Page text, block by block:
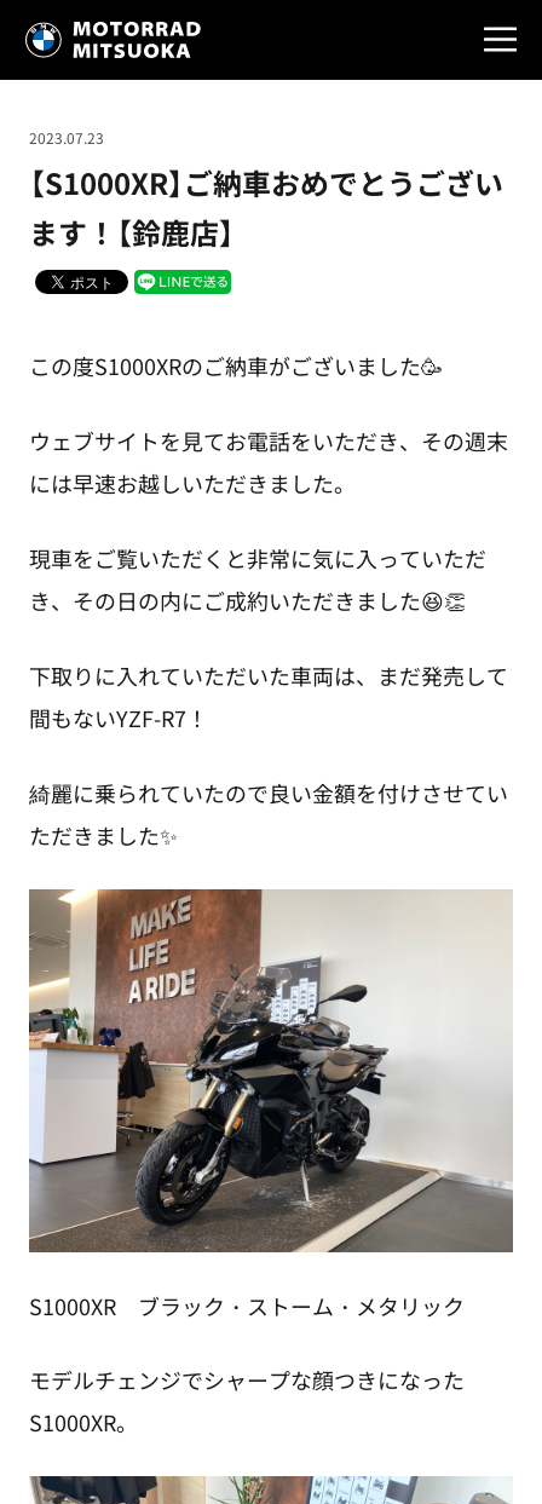
【S1000XR】ご納車おめでとうござい
ます！【鈴鹿店】
2023.07.23
この度S1000XRのご納車がございました🥳
ウェブサイトを見てお電話をいただき、その週末
には早速お越しいただきました。
現車をご覧いただくと非常に気に入っていただ
き、その日の内にご成約いただきました😆👏
下取りに入れていただいた車両は、まだ発売して
間もないYZF-R7！
綺麗に乗られていたので良い金額を付けさせてい
ただきました✨
S1000XR ブラック・ストーム・メタリック
モデルチェンジでシャープな顔つきになった
S1000XR。